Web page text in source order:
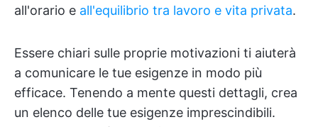
all'orario e all'equilibrio tra lavoro e vita privata.
Essere chiari sulle proprie motivazioni ti aiuterà
a comunicare le tue esigenze in modo più
efficace. Tenendo a mente questi dettagli, crea
un elenco delle tue esigenze imprescindibili.